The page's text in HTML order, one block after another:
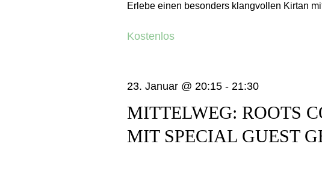
Erlebe einen besonders klangvollen Kirtan
Kostenlos
MITTELWEG: ROOTS
MIT SPECIAL GUEST
23. Januar @ 20:15- 21:30